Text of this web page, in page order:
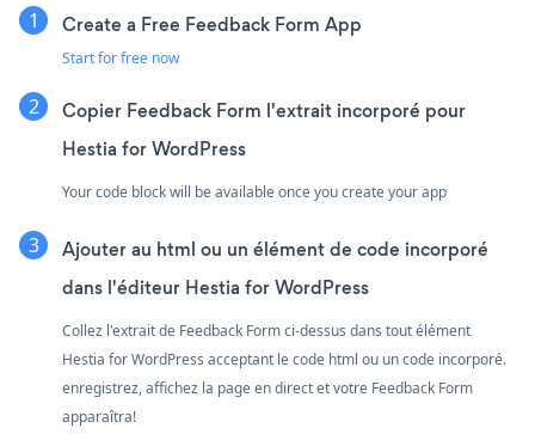
Create a Free Feedback Form App
Start for free now
Copier Feedback Form l'extrait incorporé pour
Hestia for WordPress
Your code block will be available once you create your app
Ajouter au html ou un élément de code incorporé
dans l'éditeur Hestia for WordPress
Collez l'extrait de Feedback Form ci-dessus dans tout élément
Hestia for WordPress acceptant le code html ou un code incorporé.
enregistrez, affichez la page en direct et votre Feedback Form
apparaîtra!